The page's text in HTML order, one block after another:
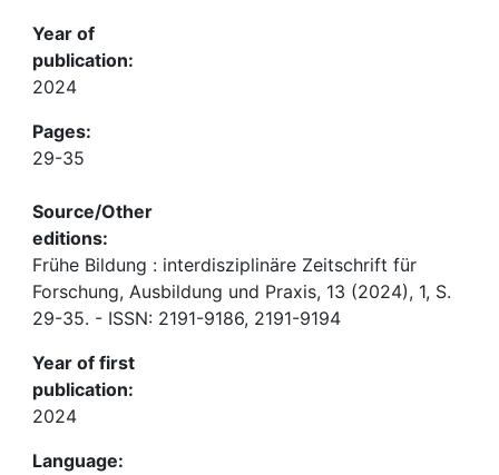
Year of
publication:
2024
Pages:
29-35
Source/Other
editions:
Frühe Bildung : interdisziplinäre Zeitschrift für
Forschung, Ausbildung und Praxis, 13 (2024), 1, S.
29-35. - ISSN: 2191-9186, 2191-9194
Year of first
publication:
2024
Language: